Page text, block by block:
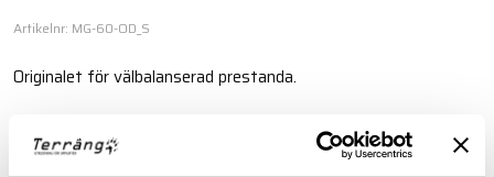
Artikelnr: MG-60-OD_S
Originalet för välbalanserad prestanda.